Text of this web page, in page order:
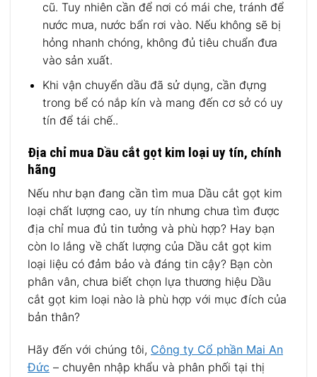
cũ. Tuy nhiên cần để nơi có mái che, tránh để
nước mưa, nước bẩn rơi vào. Nếu không sẽ bị
hỏng nhanh chóng, không đủ tiêu chuẩn đưa
vào sản xuất.
Khi vận chuyển dầu đã sử dụng, cần đựng
trong bể có nắp kín và mang đến cơ sở có uy
tín để tái chế..
Địa chỉ mua Dầu cắt gọt kim loại uy tín, chính
hãng
Nếu như bạn đang cần tìm mua Dầu cắt gọt kim
loại chất lượng cao, uy tín nhưng chưa tìm được
địa chỉ mua đủ tin tưởng và phù hợp? Hay bạn
còn lo lắng về chất lượng của Dầu cắt gọt kim
loại liệu có đảm bảo và đáng tin cậy? Bạn còn
phân vân, chưa biết chọn lựa thương hiệu Dầu
cắt gọt kim loại nào là phù hợp với mục đích của
bản thân?
Hãy đến với chúng tôi, Công ty Cổ phần Mai An
Đức – chuyên nhập khẩu và phân phối tại thị